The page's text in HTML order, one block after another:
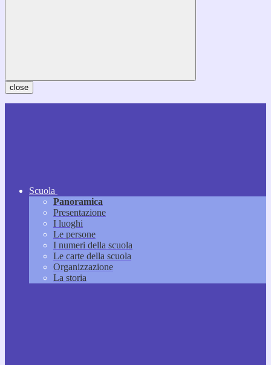
close
Scuola
Panoramica
Presentazione
I luoghi
Le persone
I numeri della scuola
Le carte della scuola
Organizzazione
La storia